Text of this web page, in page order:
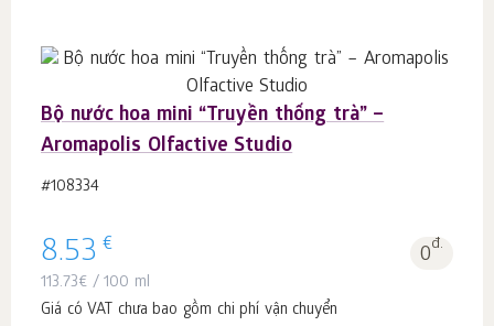
Bộ nước hoa mini “Truyền thống trà” –
Aromapolis Olfactive Studio
#108334
8.53 € 0đ.
113.73€ / 100 ml
Giá có VAT chưa bao gồm chi phí vận chuyển